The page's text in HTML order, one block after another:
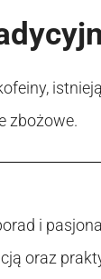
zbożowe.
i
oraz